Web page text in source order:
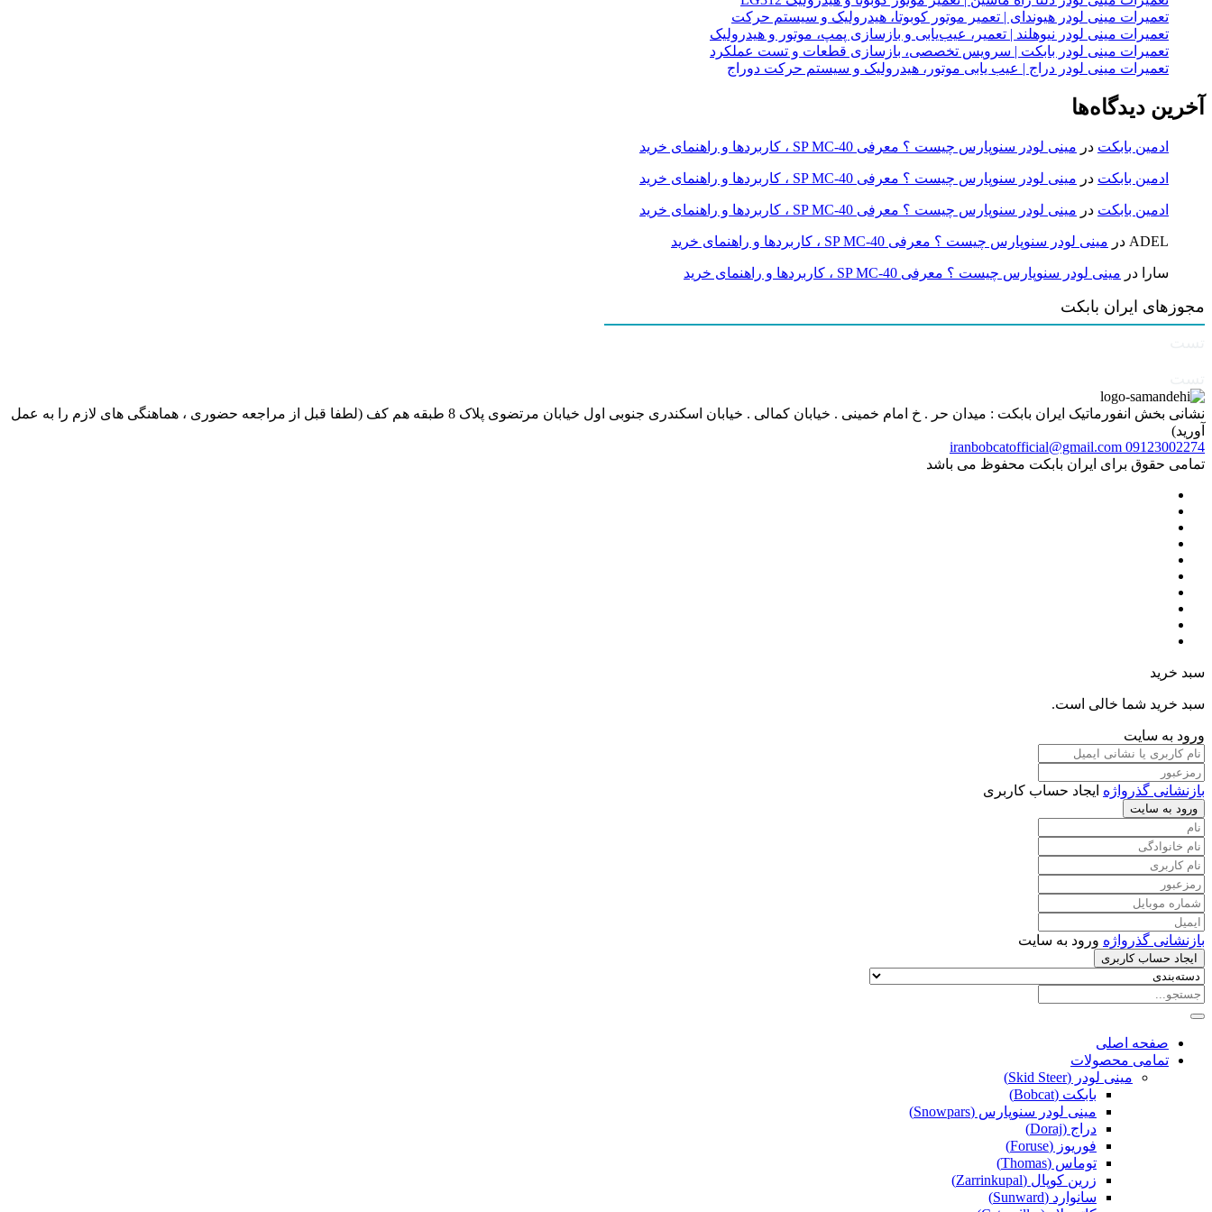
تعمیرات مینی لودر هیوندای | تعمیر موتور کوبوتا، هیدرولیک و سیستم حرکت
تعمیرات مینی لودر نیوهلند | تعمیر، عیب‌یابی و بازسازی پمپ، موتور و هیدرولیک
تعمیرات مینی لودر بابکت | سرویس تخصصی، بازسازی قطعات و تست عملکرد
تعمیرات مینی لودر دراج | عیب یابی موتور، هیدرولیک و سیستم حرکت دوراج
آخرین دیدگاه‌ها
ادمین بابکت در مینی لودر سنوپارس چیست ؟ معرفی SP MC-40 ، کاربردها و راهنمای خرید
ادمین بابکت در مینی لودر سنوپارس چیست ؟ معرفی SP MC-40 ، کاربردها و راهنمای خرید
ادمین بابکت در مینی لودر سنوپارس چیست ؟ معرفی SP MC-40 ، کاربردها و راهنمای خرید
ADEL در مینی لودر سنوپارس چیست ؟ معرفی SP MC-40 ، کاربردها و راهنمای خرید
سارا در مینی لودر سنوپارس چیست ؟ معرفی SP MC-40 ، کاربردها و راهنمای خرید
مجوزهای ایران بابکت
نشانی بخش انفورماتیک ایران بابکت : میدان حر . خ امام خمینی . خیابان کمالی . خیابان اسکندری جنوبی اول خیابان مرتضوی پلاک 8 طبقه هم کف (لطفا قبل از مراجعه حضوری ، هماهنگی های لازم را به عمل
آورید)
09123002274
iranbobcatofficial@gmail.com
تمامی حقوق برای ایران بابکت محفوظ می باشد
سبد خرید
سبد خرید شما خالی است.
ورود به سایت
بازنشانی گذرواژه ایجاد حساب کاربری
ورود به سایت
بازنشانی گذرواژه ورود به سایت
ایجاد حساب کاربری
صفحه اصلی
تمامی محصولات
مینی لودر (Skid Steer)
بابکت (Bobcat)
مینی لودر سنوپارس (Snowpars)
دراج (Doraj)
فوریوز (Foruse)
توماس (Thomas)
زرین کوپال (Zarrinkupal)
سانوارد (Sunward)